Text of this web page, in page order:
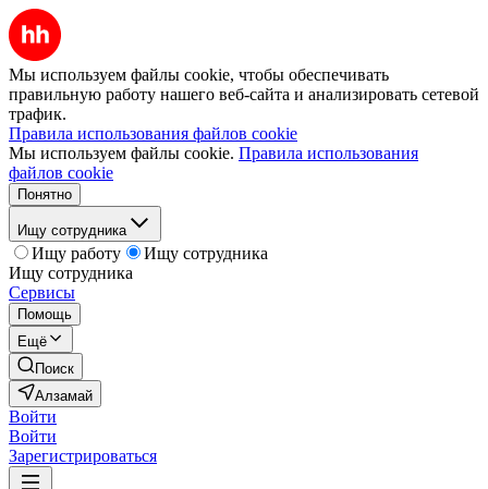
Мы используем файлы cookie, чтобы обеспечивать
правильную работу нашего веб-сайта и анализировать сетевой
трафик.
Правила использования файлов cookie
Мы используем файлы cookie. Правила использования
файлов cookie
Понятно
Ищу сотрудника
Ищу работу
Ищу сотрудника
Ищу сотрудника
Сервисы
Помощь
Ещё
Поиск
Алзамай
Войти
Войти
Зарегистрироваться